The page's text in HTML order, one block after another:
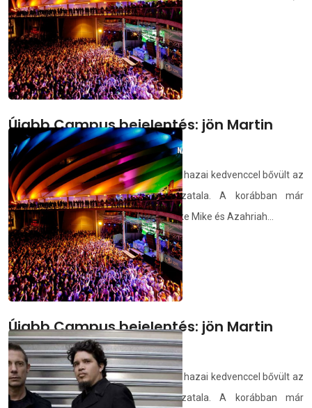
Ha zajt akartok!
demedia.hu 2024.02.19.
Újabb Campus bejelentés: jön Martin
Solveig és Gayle is
Kilenc nemzetközi előadóval és hetven hazai kedvenccel bővült az
idei Campus Fesztivál zenei felhozatala. A korábban már
bejelentett Dimitri Vegas &amp;amp; Like Mike és Azahriah...
demedia.hu 2024.02.16.
Újabb Campus bejelentés: jön Martin
Solveig és Gayle is
Kilenc nemzetközi előadóval és hetven hazai kedvenccel bővült az
idei Campus Fesztivál zenei felhozatala. A korábban már